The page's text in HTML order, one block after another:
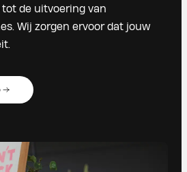
de uitvoering van
Wij zorgen ervoor dat jouw